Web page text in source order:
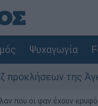
Ψυχαγωγία
Άγκυρας στο
που οι φαν έχουν